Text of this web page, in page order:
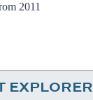
2011
EXPLORER